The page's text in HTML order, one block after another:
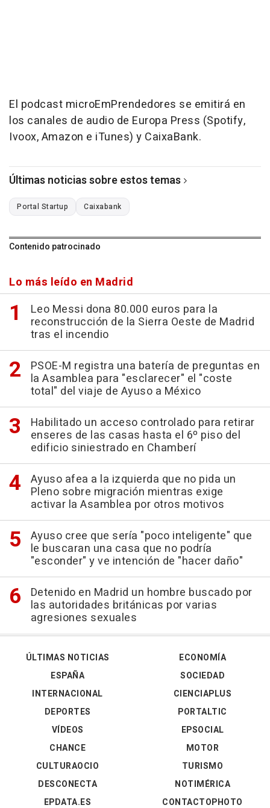
El podcast microEmPrendedores se emitirá en
los canales de audio de Europa Press (Spotify,
Ivoox, Amazon e iTunes) y CaixaBank.
Últimas noticias sobre estos temas
Portal Startup Caixabank
Contenido patrocinado
Lo más leído en Madrid
Leo Messi dona 80.000 euros para la
reconstrucción de la Sierra Oeste de Madrid
tras el incendio
PSOE-M registra una batería de preguntas en
la Asamblea para "esclarecer" el "coste
total" del viaje de Ayuso a México
Habilitado un acceso controlado para retirar
enseres de las casas hasta el 6º piso del
edificio siniestrado en Chamberí
Ayuso afea a la izquierda que no pida un
Pleno sobre migración mientras exige
activar la Asamblea por otros motivos
Ayuso cree que sería "poco inteligente" que
le buscaran una casa que no podría
"esconder" y ve intención de "hacer daño"
Detenido en Madrid un hombre buscado por
las autoridades británicas por varias
agresiones sexuales
ÚLTIMAS NOTICIAS
ESPAÑA
INTERNACIONAL
DEPORTES
VÍDEOS
ECONOMÍA
SOCIEDAD
CIENCIAPLUS
PORTALTIC
EPSOCIAL
CHANCE
CULTURAOCIO
DESCONECTA
EPDATA.ES
MOTOR
TURISMO
NOTIMÉRICA
CONTACTOPHOTO